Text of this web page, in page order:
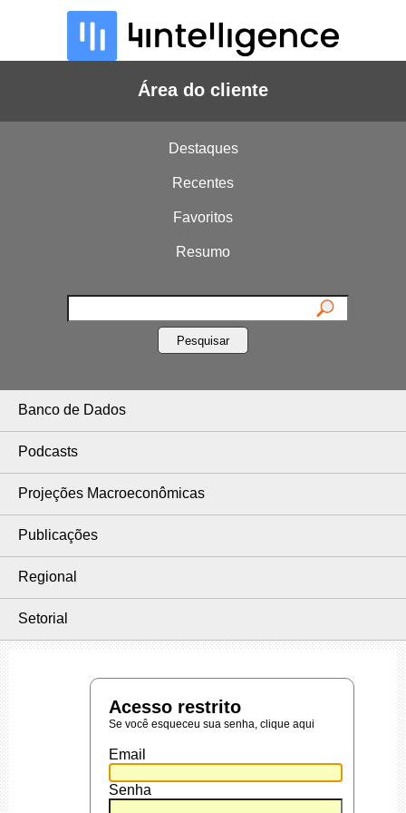
Área do cliente
Destaques
Recentes
Favoritos
Resumo
Banco de Dados
Podcasts
Projeções Macroeconômicas
Publicações
Regional
Setorial
Acesso restrito
Se você esqueceu sua senha, clique aqui
Email
Senha